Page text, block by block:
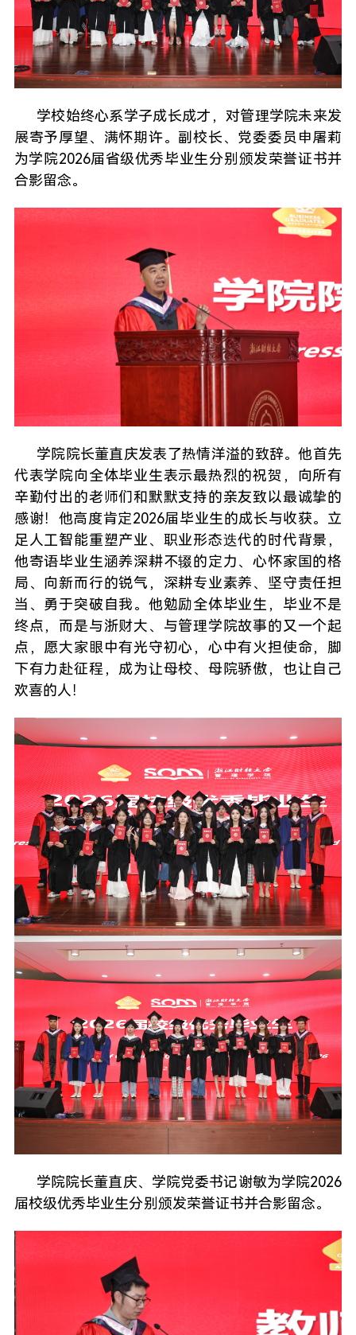
学校始终心系学子成长成才，对管理学院未来发
展寄予厚望、满怀期许。副校长、党委委员申屠莉
为学院2026届省级优秀毕业生分别颁发荣誉证书并
合影留念。
学院院长董直庆发表了热情洋溢的致辞。他首先
代表学院向全体毕业生表示最热烈的祝贺，向所有
辛勤付出的老师们和默默支持的亲友致以最诚挚的
感谢！他高度肯定2026届毕业生的成长与收获。立
足人工智能重塑产业、职业形态迭代的时代背景，
他寄语毕业生涵养深耕不辍的定力、心怀家国的格
局、向新而行的锐气，深耕专业素养、坚守责任担
当、勇于突破自我。他勉励全体毕业生，毕业不是
终点，而是与浙财大、与管理学院故事的又一个起
点，愿大家眼中有光守初心，心中有火担使命，脚
下有力赴征程，成为让母校、母院骄傲，也让自己
欢喜的人！
学院院长董直庆、学院党委书记谢敏为学院2026
届校级优秀毕业生分别颁发荣誉证书并合影留念。